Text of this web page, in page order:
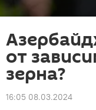
от
зерна?
16:05 08.03.2024